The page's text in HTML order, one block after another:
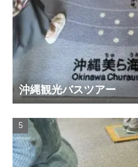
沖縄観光バスツアー